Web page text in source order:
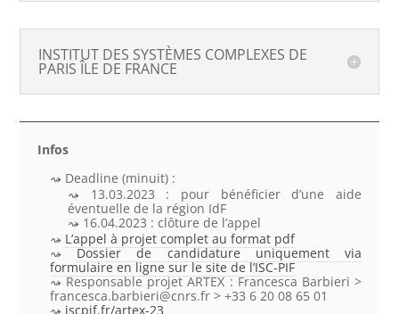
INSTITUT DES SYSTÈMES COMPLEXES DE
PARIS ÎLE DE FRANCE
Infos
Deadline (minuit) :
13.03.2023 : pour bénéficier d’une aide
éventuelle de la région IdF
16.04.2023 : clôture de l’appel
L’appel à projet complet au format pdf
Dossier de candidature uniquement via
formulaire en ligne sur le site de l’ISC-PIF
Responsable projet ARTEX : Francesca Barbieri >
francesca.barbieri@cnrs.fr > +33 6 20 08 65 01
iscpif.fr/artex-23